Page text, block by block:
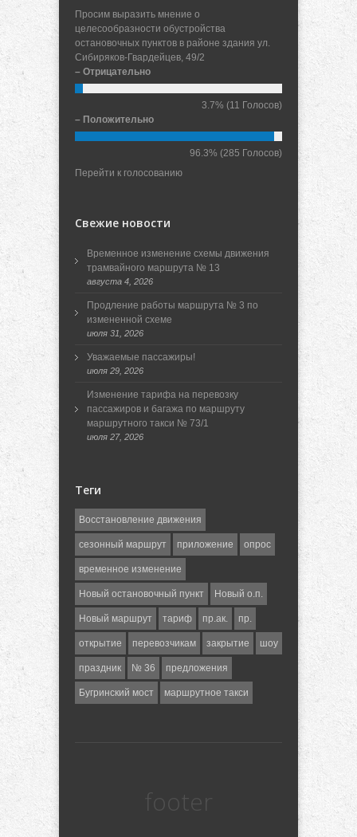
Просим выразить мнение о
целесообразности обустройства
остановочных пунктов в районе здания ул.
Сибиряков-Гвардейцев, 49/2
– Отрицательно
3.7% (11 Голосов)
– Положительно
96.3% (285 Голосов)
Перейти к голосованию
Свежие новости
Временное изменение схемы движения
трамвайного маршрута № 13
августа 4, 2026
Продление работы маршрута № 3 по
измененной схеме
июля 31, 2026
Уважаемые пассажиры!
июля 29, 2026
Изменение тарифа на перевозку
пассажиров и багажа по маршруту
маршрутного такси № 73/1
июля 27, 2026
Теги
Восстановление движения
сезонный маршрут приложение опрос
временное изменение
Новый остановочный пункт Новый о.п.
Новый маршрут тариф пр.ак. пр.
открытие перевозчикам закрытие шоу
праздник № 36 предложения
Бугринский мост маршрутное такси
footer